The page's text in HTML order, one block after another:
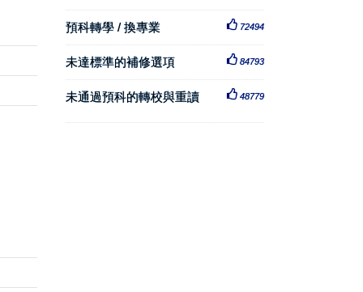
預科轉學 / 換專業 72494
未達標準的補修選項 84793
未通過預科的轉校與重讀 48779